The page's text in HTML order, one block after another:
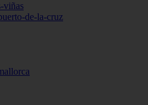
viñas
de-la-cruz